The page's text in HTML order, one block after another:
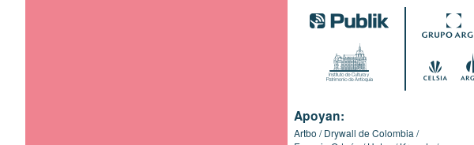
Apoyan:
Artbo
Drywall de Colombia